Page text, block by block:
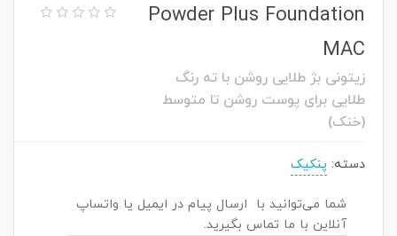
Powder Plus Foundation
MAC
زیتونی بژ طلایی روشن با ته رنگ
طلایی برای پوست روشن تا متوسط
(خنک)
دسته: پنکیک
شما می‌توانید با ارسال پیام در ایمیل یا واتساپ
آنلاین با ما تماس بگیرید.